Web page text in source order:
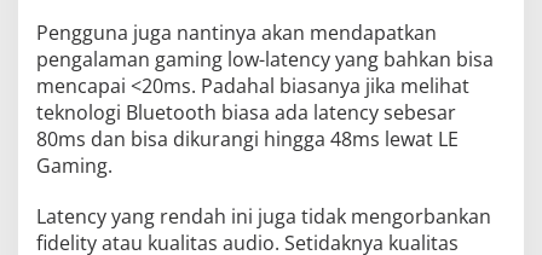
Pengguna juga nantinya akan mendapatkan
pengalaman gaming low-latency yang bahkan bisa
mencapai <20ms. Padahal biasanya jika melihat
teknologi Bluetooth biasa ada latency sebesar
80ms dan bisa dikurangi hingga 48ms lewat LE
Gaming.
Latency yang rendah ini juga tidak mengorbankan
fidelity atau kualitas audio. Setidaknya kualitas